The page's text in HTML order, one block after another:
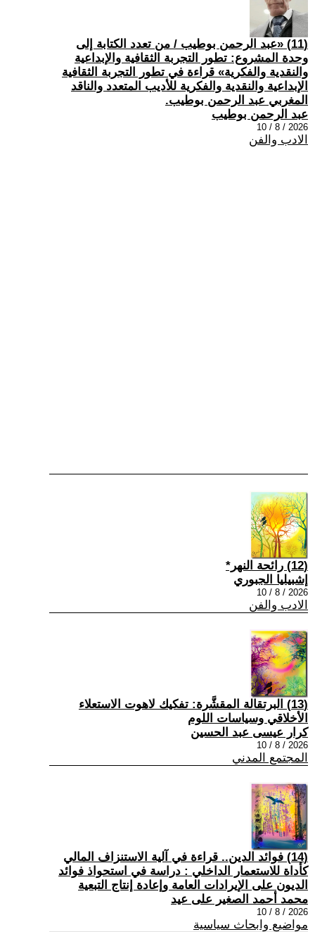
(11) «عبد الرحمن بوطيب / من تعدد الكتابة إلى
وحدة المشروع: تطور التجربة الثقافية والإبداعية
والنقدية والفكرية» قراءة في تطور التجربة الثقافية
الإبداعية والنقدية والفكرية للأديب المتعدد والناقد
المغربي عبد الرحمن بوطيب.
عبد الرحمن بوطيب
2026 / 8 / 10
الادب والفن
(12) رائحة النهر*
إشبيليا الجبوري
2026 / 8 / 10
الادب والفن
(13) البرتقالة المقشَّرة: تفكيك لاهوت الاستعلاء
الأخلاقي وسياسات اللوم
كرار عيسى عبد الحسين
2026 / 8 / 10
المجتمع المدني
(14) فوائد الدين.. قراءة في آلية الاستنزاف المالي
كأداة للاستعمار الداخلي : دراسة في استحواذ فوائد
الديون على الإيرادات العامة وإعادة إنتاج التبعية
محمد أحمد الصغير على عيد
2026 / 8 / 10
مواضيع وابحاث سياسية